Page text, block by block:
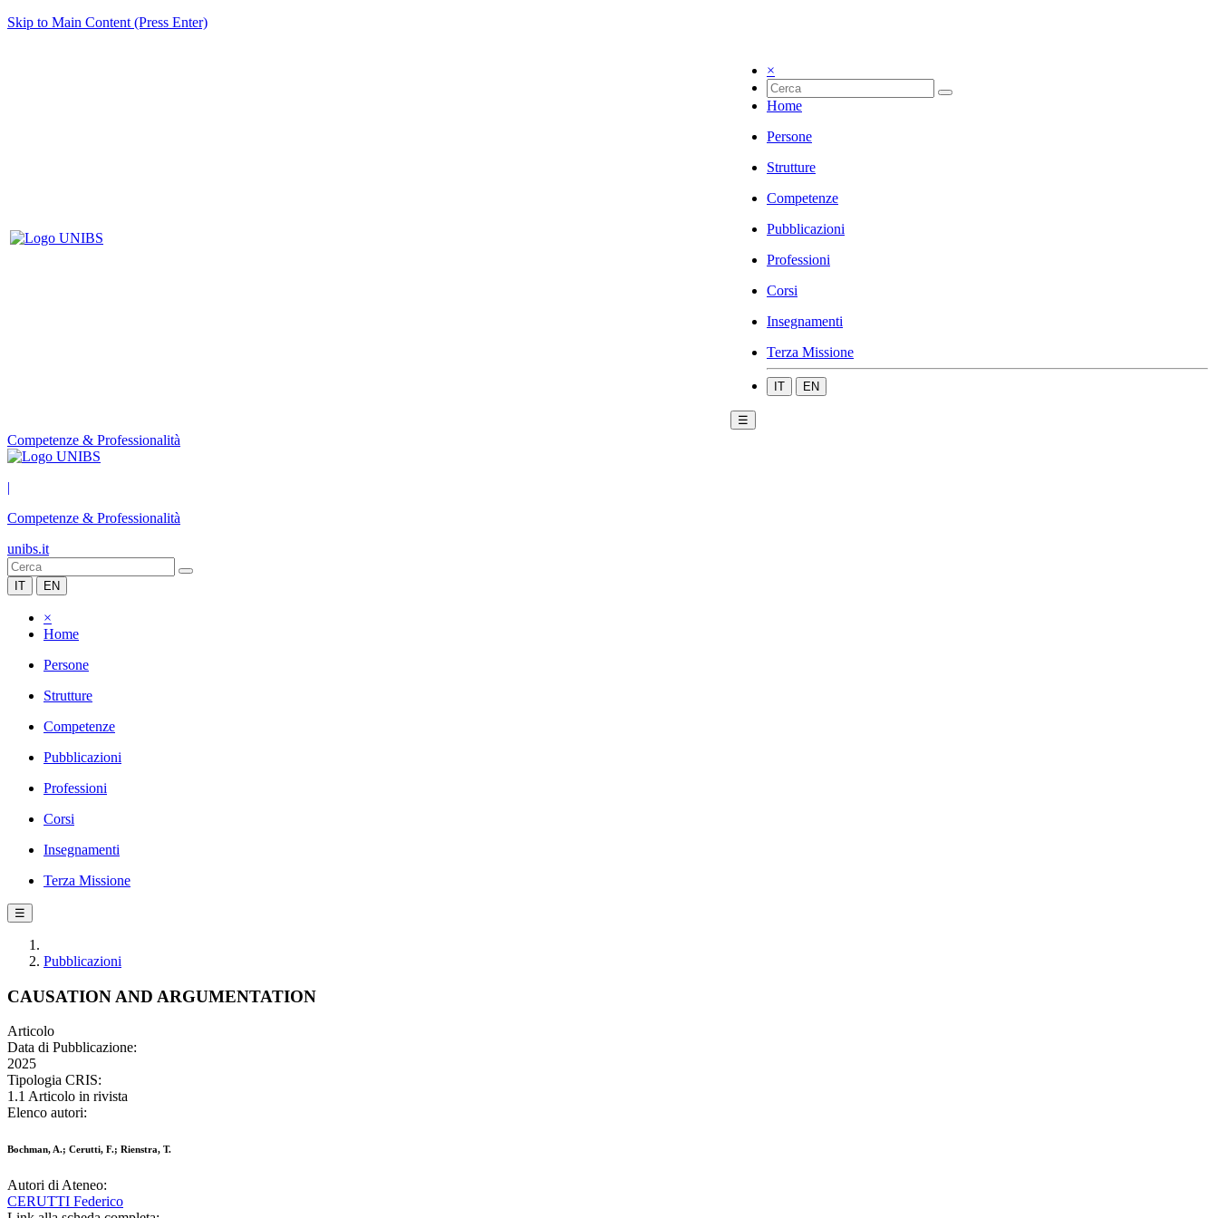
Skip to Main Content (Press Enter)
×
Home
Persone
Strutture
Competenze
Pubblicazioni
Professioni
Corsi
Insegnamenti
Terza Missione
IT EN
☰
Competenze & Professionalità
|
Competenze & Professionalità
unibs.it
IT EN
×
Home
Persone
Strutture
Competenze
Pubblicazioni
Professioni
Corsi
Insegnamenti
Terza Missione
☰
Pubblicazioni
CAUSATION AND ARGUMENTATION
Articolo
Data di Pubblicazione:
2025
Tipologia CRIS:
1.1 Articolo in rivista
Elenco autori:
Bochman, A.; Cerutti, F.; Rienstra, T.
Autori di Ateneo:
CERUTTI Federico